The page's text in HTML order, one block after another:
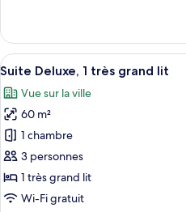
très
grand
lit
le
type
de
Chambre
Deluxe,
très
grand
lit
Afficher
toutes
les
photos
pour
ce
type
de
15
Suite Deluxe, 1 très grand lit
Vue sur la ville
60 m²
1 chambre
3 personnes
1 très grand lit
Wi-Fi gratuit